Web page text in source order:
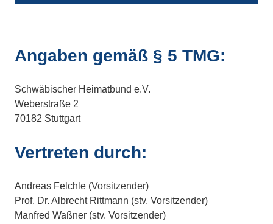
Angaben gemäß § 5 TMG:
Schwäbischer Heimatbund e.V.
Weberstraße 2
70182 Stuttgart
Vertreten durch:
Andreas Felchle (Vorsitzender)
Prof. Dr. Albrecht Rittmann (stv. Vorsitzender)
Manfred Waßner (stv. Vorsitzender)